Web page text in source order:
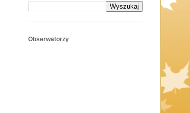
Obserwatorzy